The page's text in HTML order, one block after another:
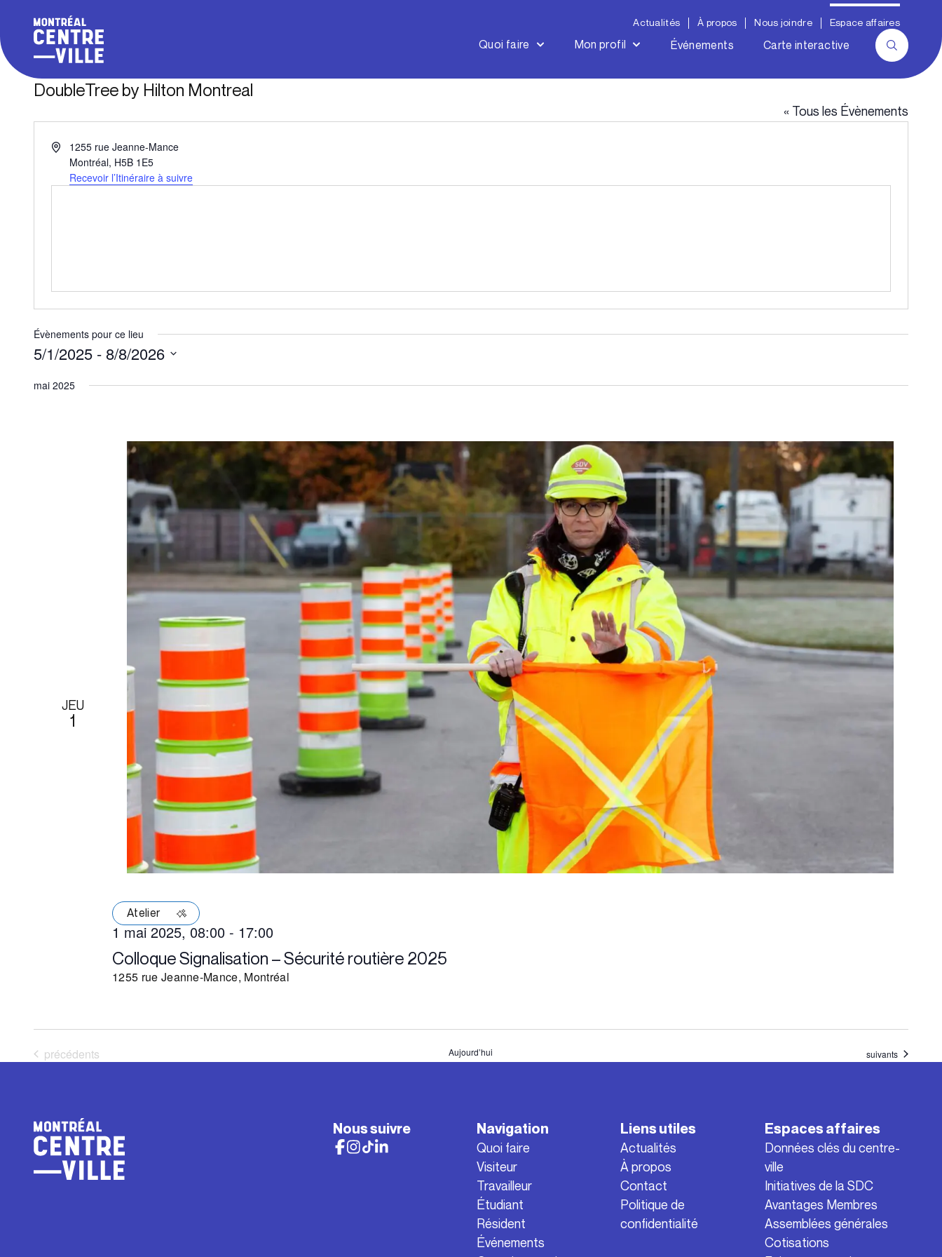
Actualités À propos Nous joindre Espace affaires
Quoi faire Mon profil Événements Carte interactive
DoubleTree by Hilton Montreal
« Tous les Évènements
Adresse1255 rue Jeanne-Mance
Montréal, H5B 1E5
Recevoir l’Itinéraire à suivre
Évènements pour ce lieu
5/1/2025 - 8/8/2026
une
mai 2025
JEU
1
Colloque Signalisation – Sécurité routière 2025
1 mai 2025, 08:00 - 17:00
1255 rue Jeanne-Mance, Montréal
Atelier
Évènements
précédents Aujourd’hui Évènements
suivants
Nous suivre Navigation
Quoi faire
Visiteur
Travailleur
Étudiant
Résident
Événements
Liens utiles
Actualités
À propos
Contact
Politique de
confidentialité
Espaces affaires
Données clés du centre-
ville
Initiatives de la SDC
Avantages Membres
Assemblées générales
Cotisations